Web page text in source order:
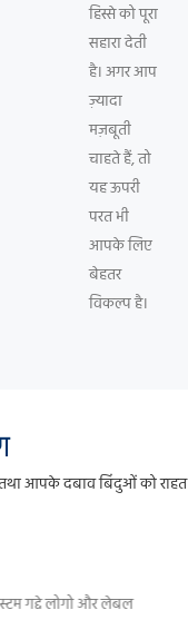
हिस्से को पूरा
सहारा देती
है। अगर आप
ज़्यादा
मज़बूती
चाहते हैं, तो
यह ऊपरी
परत भी
आपके लिए
बेहतर
विकल्प है।
आपके दबाव बिंदुओं को राहत
गद्दे लोगो और लेबल